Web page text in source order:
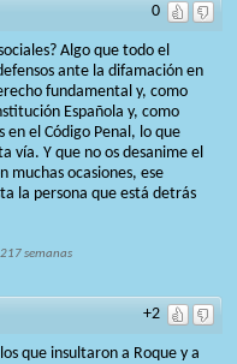
0
Algo que todo el
ante la difamación en
fundamental y, como
Española y, como
el Código Penal, lo que
vía. Y que no os desanime el
muchas ocasiones, ese
la persona que está detrás
semanas
+2
que insultaron a Roque y a